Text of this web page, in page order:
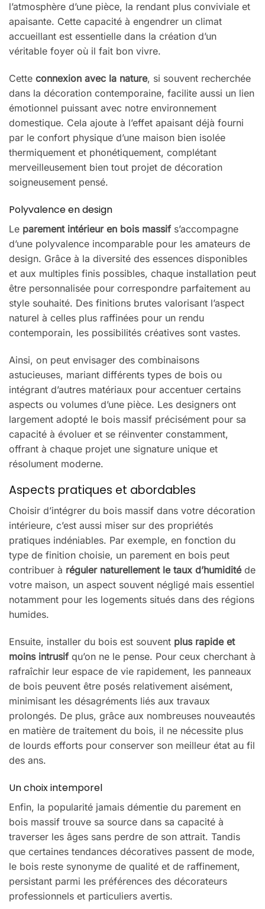
l’atmosphère d’une pièce, la rendant plus conviviale et
apaisante. Cette capacité à engendrer un climat
accueillant est essentielle dans la création d’un
véritable foyer où il fait bon vivre.
Cette connexion avec la nature, si souvent recherchée
dans la décoration contemporaine, facilite aussi un lien
émotionnel puissant avec notre environnement
domestique. Cela ajoute à l’effet apaisant déjà fourni
par le confort physique d’une maison bien isolée
thermiquement et phonétiquement, complétant
merveilleusement bien tout projet de décoration
soigneusement pensé.
Polyvalence en design
Le parement intérieur en bois massifs’accompagne
d’une polyvalence incomparable pour les amateurs de
design. Grâce à la diversité des essences disponibles
et aux multiples finis possibles, chaque installation peut
être personnalisée pour correspondre parfaitement au
style souhaité. Des finitions brutes valorisant l’aspect
naturel à celles plus raffinées pour un rendu
contemporain, les possibilités créatives sont vastes.
Ainsi, on peut envisager des combinaisons
astucieuses, mariant différents types de bois ou
intégrant d’autres matériaux pour accentuer certains
aspects ou volumes d’une pièce. Les designers ont
largement adopté le bois massif précisément pour sa
capacité à évoluer et se réinventer constamment,
offrant à chaque projet une signature unique et
résolument moderne.
Aspects pratiques et abordables
Choisir d’intégrer du bois massif dans votre décoration
intérieure, c’est aussi miser sur des propriétés
pratiques indéniables. Par exemple, en fonction du
type de finition choisie, un parement en bois peut
contribuer à réguler naturellement le taux d’humiditéde
votre maison, un aspect souvent négligé mais essentiel
notamment pour les logements situés dans des régions
humides.
Ensuite, installer du bois est souvent plus rapide et
moins intrusifqu’on ne le pense. Pour ceux cherchant à
rafraîchir leur espace de vie rapidement, les panneaux
de bois peuvent être posés relativement aisément,
minimisant les désagréments liés aux travaux
prolongés. De plus, grâce aux nombreuses nouveautés
en matière de traitement du bois, il ne nécessite plus
de lourds efforts pour conserver son meilleur état au fil
des ans.
Un choix intemporel
Enfin, la popularité jamais démentie du parement en
bois massif trouve sa source dans sa capacité à
traverser les âges sans perdre de son attrait. Tandis
que certaines tendances décoratives passent de mode,
le bois reste synonyme de qualité et de raffinement,
persistant parmi les préférences des décorateurs
professionnels et particuliers avertis.